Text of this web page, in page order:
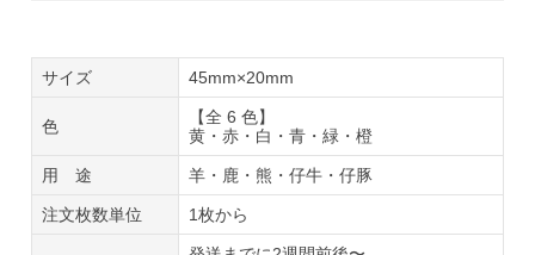
サイズ 45mm×20mm
色
【全 6 色】
黄・赤・白・青・緑・橙
用 途 羊・鹿・熊・仔牛・仔豚
注文枚数単位 1枚から